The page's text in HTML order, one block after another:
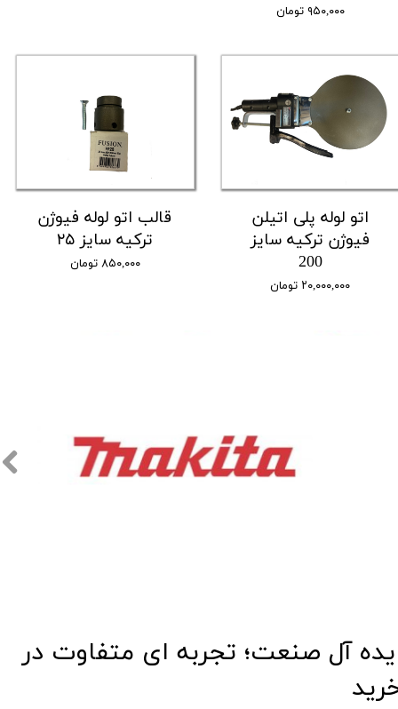
۹۵۰,۰۰۰ تومان
اتو لوله پلی اتیلن
فیوژن ترکیه سایز
200
۲۰,۰۰۰,۰۰۰ تومان
قالب اتو لوله فیوژن
ترکیه سایز ۲۵
۸۵۰,۰۰۰ تومان
آل صنعت؛ تجربه ای متفاوت در